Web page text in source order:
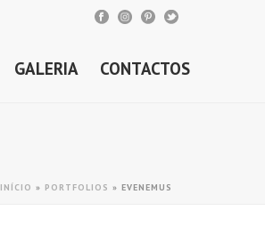
GALERIA CONTACTOS
INÍCIO » PORTFOLIOS » EVENEMUS